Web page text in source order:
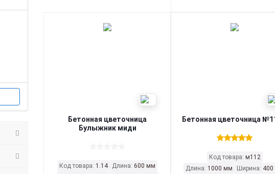
Бетонная цветочница
Булыжник миди
Код товара: 1.14 Длина: 600 мм
Бетонная цветочница
Код товара: м112
Длина: 1000 мм Ширина: